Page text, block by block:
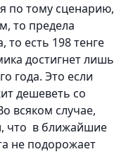
по тому сценарию,
то предела
то есть 198 тенге
достигнет лишь
года. Это если
дешеветь со
всяком случае,
что в ближайшие
не подорожает